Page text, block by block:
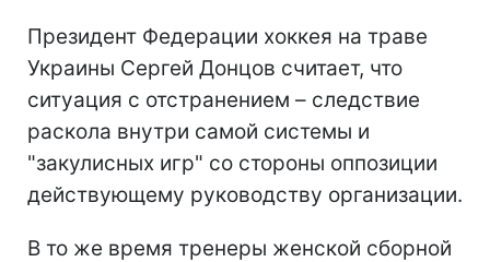
Президент Федерации хоккея на траве
Украины Сергей Донцов считает, что
ситуация с отстранением – следствие
раскола внутри самой системы и
"закулисных игр" со стороны оппозиции
действующему руководству организации.
В то же время тренеры женской сборной